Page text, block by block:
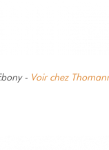
- Voir chez